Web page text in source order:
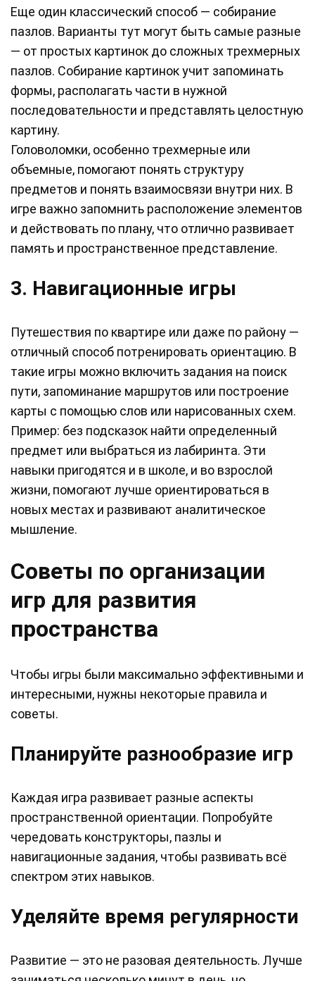
Еще один классический способ — собирание
пазлов. Варианты тут могут быть самые разные
— от простых картинок до сложных трехмерных
пазлов. Собирание картинок учит запоминать
формы, располагать части в нужной
последовательности и представлять целостную
картину.
Головоломки, особенно трехмерные или
объемные, помогают понять структуру
предметов и понять взаимосвязи внутри них. В
игре важно запомнить расположение элементов
и действовать по плану, что отлично развивает
память и пространственное представление.
3. Навигационные игры
Путешествия по квартире или даже по району —
отличный способ потренировать ориентацию. В
такие игры можно включить задания на поиск
пути, запоминание маршрутов или построение
карты с помощью слов или нарисованных схем.
Пример: без подсказок найти определенный
предмет или выбраться из лабиринта. Эти
навыки пригодятся и в школе, и во взрослой
жизни, помогают лучше ориентироваться в
новых местах и развивают аналитическое
мышление.
Советы по организации
игр для развития
пространства
Чтобы игры были максимально эффективными и
интересными, нужны некоторые правила и
советы.
Планируйте разнообразие игр
Каждая игра развивает разные аспекты
пространственной ориентации. Попробуйте
чередовать конструкторы, пазлы и
навигационные задания, чтобы развивать всё
спектром этих навыков.
Уделяйте время регулярности
Развитие — это не разовая деятельность. Лучше